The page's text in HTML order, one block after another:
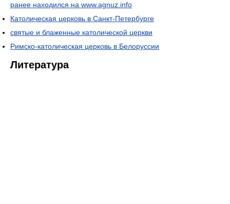
ранее находился на www.agnuz.info
Католическая церковь в Санкт-Петербурге
святые и блаженные католической церкви
Римско-католическая церковь в Белоруссии
Литература